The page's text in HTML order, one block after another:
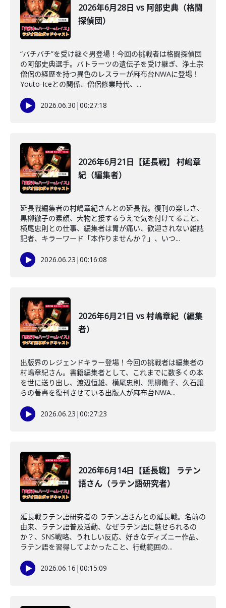
2026年6月28日 vs 阿部史典（格闘
探偵団）
“バチバチ”を受け継ぐ男登場！今回の挑戦者は格闘探偵団
の阿部史典選手。バトラーツの遺伝子を受け継ぎ、浄土宗
僧侶の経歴を持つ異色のレスラーが麻布台NWAに登場！
Youto-Iceとの関係、僧侶修業時代、...
2026.06.30 |00:27:18
2026年6月21日【延長戦】 村嶋章
紀（編集者）
延長戦編集者の村嶋章紀さんとの延長戦。復刊の楽しさ、
黒柳徹子の素顔、大物と接するうえで気を付けてること、
横尾忠則との仕事、編集者は胃が痛い、歓迎されない雑誌
記者、キラーワード「本作りませんか？」、いつ...
2026.06.23 |00:16:08
2026年6月21日 vs 村嶋章紀（編集
者）
出版界のレジェンドキラー登場！今回の挑戦者は編集者の
村嶋章紀さん。書籍編集者として、これまでに数多くの本
を世に送り出し、渡辺恒雄、横尾忠則、黒柳徹子、久石譲
らの著書を復刊させている出版人が麻布台NWA...
2026.06.23 |00:27:23
2026年6月14日【延長戦】 ラテン
語さん（ラテン語研究者）
延長戦ラテン語研究者の ラテン語さんとの延長戦。名前の
由来、ラテン語普及活動、なぜラテン語に魅せられるの
か？、SNS戦略、うれしい反応、好きなディズニー作品、
ラテン語を習得してよかったこと、行動範囲の...
2026.06.16 |00:15:09